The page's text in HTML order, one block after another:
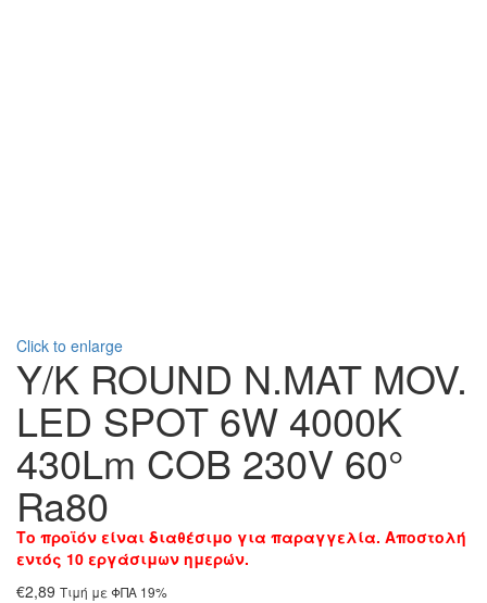
Click to enlarge
Υ/Κ ROUND N.MAT MOV.
LED SPOT 6W 4000K
430Lm COB 230V 60°
Ra80
Το προϊόν είναι διαθέσιμο για παραγγελία. Αποστολή
εντός 10 εργάσιμων ημερών.
€2,89 Τιμή με ΦΠΑ 19%